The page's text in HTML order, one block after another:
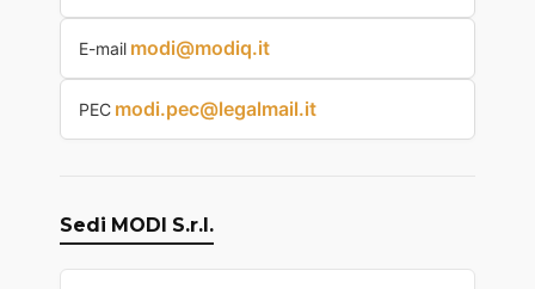
E-mail modi@modiq.it
PEC modi.pec@legalmail.it
Sedi MODI S.r.l.